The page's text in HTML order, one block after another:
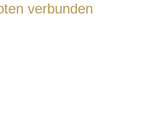
verbunden